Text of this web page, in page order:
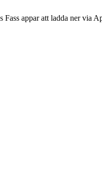
appar att ladda ner via